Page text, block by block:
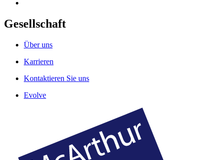
Gesellschaft
Über uns
Karrieren
Kontaktieren Sie uns
Evolve